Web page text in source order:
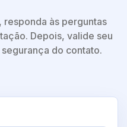
às perguntas
Depois, valide seu
do contato.